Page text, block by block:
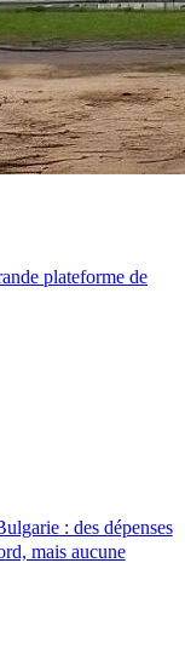
plateforme de
: des dépenses
mais aucune